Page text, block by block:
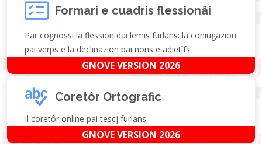
Formari e cuadris flessionâi
Par cognossi la flession dai lemis furlans: la coniugazion
pai verps e la declinazion pai nons e adietîfs.
GNOVE VERSION 2026
Coretôr Ortografic
Il coretôr online pai tescj furlans.
GNOVE VERSION 2026